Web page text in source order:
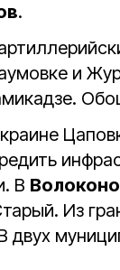
.
и
В
Из